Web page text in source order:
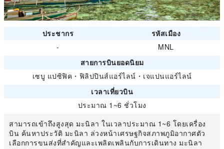
ประชากร
รหัสเมือง
-
MNL
สายการบินยอดนิยม
เซบู แปซิฟิค ・ ฟิลิปปินส์แอร์ไลน์ ・ เจแปนแอร์ไลน์
เวลาเที่ยวบิน
ประมาณ 1~6 ชั่วโมง
สามารถเข้าถึงสูงสุด มะนิลา ในเวลาประมาณ 1~6 โดยเครื่อง
บิน ค้นหาประวัติ มะนิลา ล่วงหน้าเศรษฐกิจสภาพภูมิอากาศตัว
เลือกการขนส่งที่สำคัญและเพลิดเพลินกับการเดินทาง มะนิลา